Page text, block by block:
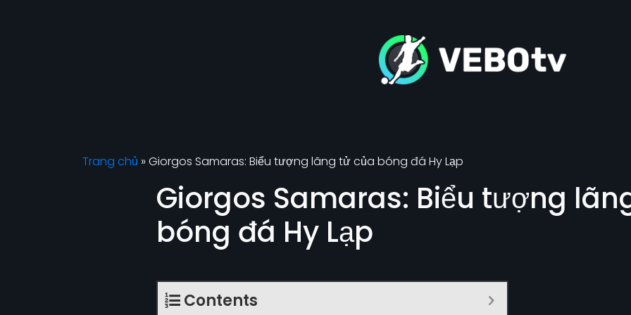
Trang chủ » Giorgos Samaras: Biểu tượng lãng tử của bóng đá Hy Lạp
Giorgos Samaras: Biểu tượng
bóng đá Hy Lạp
Contents